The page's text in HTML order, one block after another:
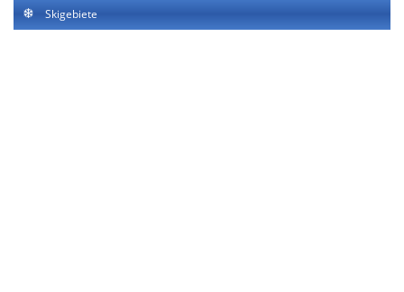
Skigebiete